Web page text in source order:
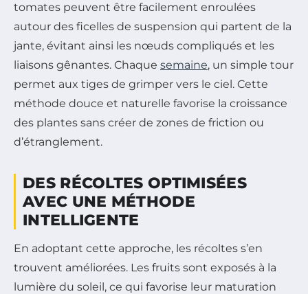
tomates peuvent être facilement enroulées
autour des ficelles de suspension qui partent de la
jante, évitant ainsi les nœuds compliqués et les
liaisons gênantes. Chaque semaine, un simple tour
permet aux tiges de grimper vers le ciel. Cette
méthode douce et naturelle favorise la croissance
des plantes sans créer de zones de friction ou
d’étranglement.
DES RÉCOLTES OPTIMISÉES
AVEC UNE MÉTHODE
INTELLIGENTE
En adoptant cette approche, les récoltes s’en
trouvent améliorées. Les fruits sont exposés à la
lumière du soleil, ce qui favorise leur maturation